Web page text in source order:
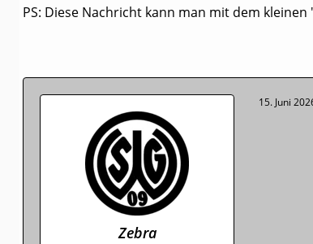
PS: Diese Nachricht kann man mit dem
Zebra
15. Juni